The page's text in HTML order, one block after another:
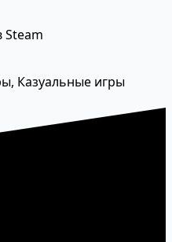
Steam
Казуальные игры